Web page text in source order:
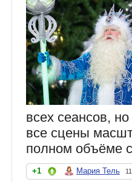
всех сеансов,
все сцены
полном объёме
+1 Мария Тель